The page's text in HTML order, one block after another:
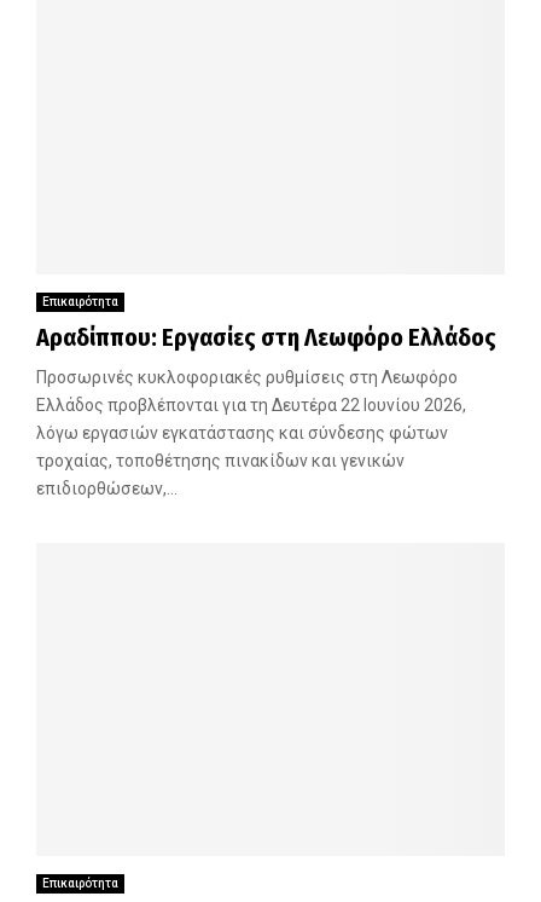
Επικαιρότητα
Αραδίππου: Εργασίες στη Λεωφόρο Ελλάδος
Προσωρινές κυκλοφοριακές ρυθμίσεις στη Λεωφόρο
Ελλάδος προβλέπονται για τη Δευτέρα 22 Ιουνίου 2026,
λόγω εργασιών εγκατάστασης και σύνδεσης φώτων
τροχαίας, τοποθέτησης πινακίδων και γενικών
επιδιορθώσεων,...
Επικαιρότητα